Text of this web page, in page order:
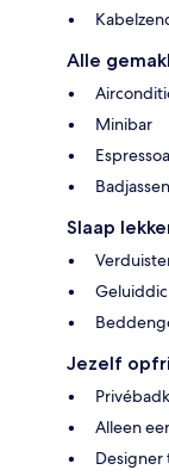
Alle
Minibar
Badjassen
Slaap
Jezelf
Alleen